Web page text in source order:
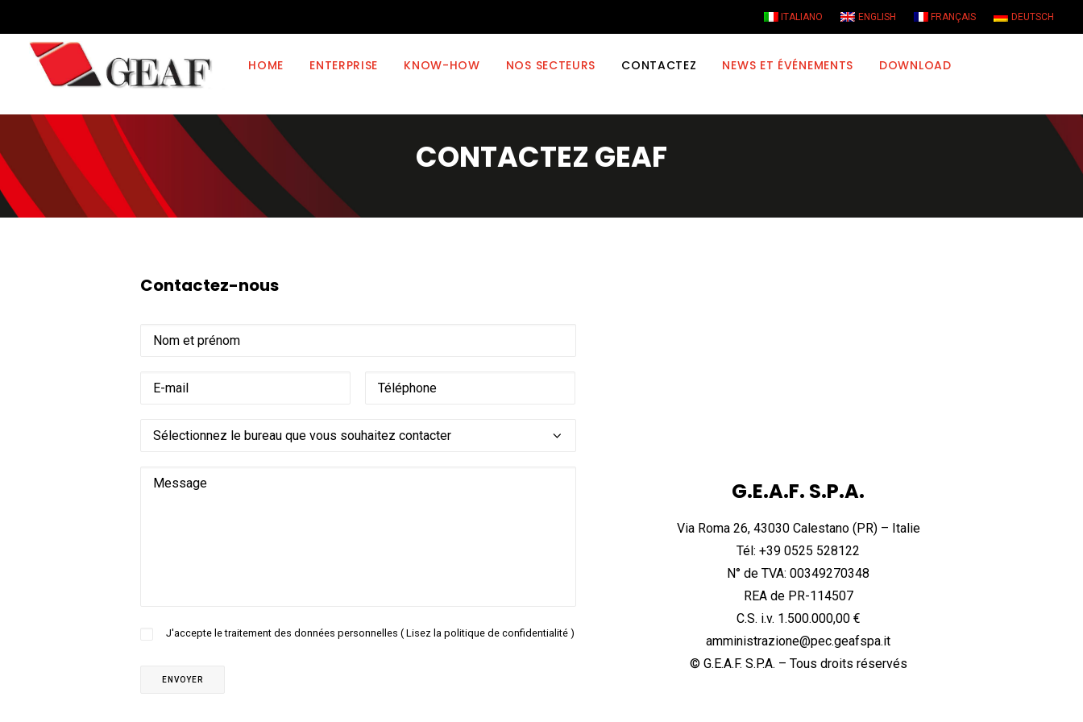
ITALIANO ENGLISH FRANÇAIS DEUTSCH
HOME ENTERPRISE KNOW-HOW NOS SECTEURS CONTACTEZ NEWS ET ÉVÉNEMENTS DOWNLOAD
CONTACTEZ GEAF
Contactez-nous
J'accepte le traitement des données personnelles ( Lisez la politique de confidentialité)
G.E.A.F. S.P.A.
Via Roma 26, 43030 Calestano (PR) – Italie
Tél: +39 0525 528122
N° de TVA: 00349270348
REA de PR-114507
C.S. i.v. 1.500.000,00 €
amministrazione@pec.geafspa.it
© G.E.A.F. S.P.A. – Tous droits réservés